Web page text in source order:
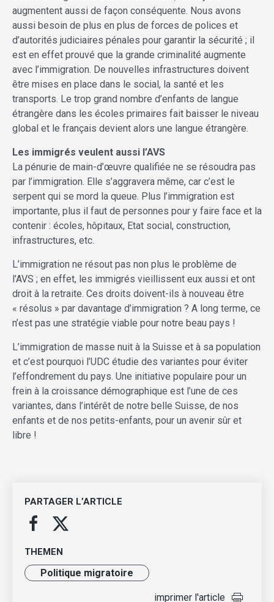
augmentent aussi de façon conséquente. Nous avons
aussi besoin de plus en plus de forces de polices et
d’autorités judiciaires pénales pour garantir la sécurité ; il
est en effet prouvé que la grande criminalité augmente
avec l’immigration. De nouvelles infrastructures doivent
être mises en place dans le social, la santé et les
transports. Le trop grand nombre d’enfants de langue
étrangère dans les écoles primaires fait baisser le niveau
global et le français devient alors une langue étrangère.
Les immigrés veulent aussi l’AVS
La pénurie de main-d’œuvre qualifiée ne se résoudra pas
par l’immigration. Elle s’aggravera même, car c’est le
serpent qui se mord la queue. Plus l’immigration est
importante, plus il faut de personnes pour y faire face et la
contenir : écoles, hôpitaux, Etat social, construction,
infrastructures, etc.
L’immigration ne résout pas non plus le problème de
l’AVS ; en effet, les immigrés vieillissent eux aussi et ont
droit à la retraite. Ces droits doivent-ils à nouveau être
« résolus » par davantage d’immigration ? A long terme, ce
n’est pas une stratégie viable pour notre beau pays !
L’immigration de masse nuit à la Suisse et à sa population
et c’est pourquoi l’UDC étudie des variantes pour éviter
l’effondrement du pays. Une initiative populaire pour un
frein à la croissance démographique est l’une de ces
variantes, dans l’intérêt de notre belle Suisse, de nos
enfants et de nos petits-enfants, pour un avenir sûr et
libre !
PARTAGER L’ARTICLE
THEMEN
Politique migratoire
imprimer l'article